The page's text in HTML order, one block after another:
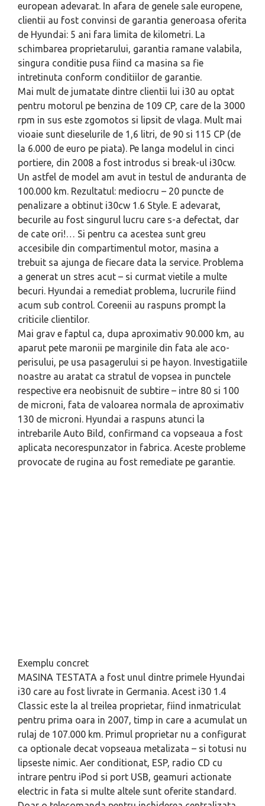
european adevarat. In afara de genele sale europene,
clientii au fost convinsi de garantia generoasa oferita
de Hyundai: 5 ani fara limita de kilometri. La
schimbarea proprietarului, garantia ramane valabila,
singura conditie pusa fiind ca masina sa fie
intretinuta conform conditiilor de garantie.
Mai mult de jumatate dintre clientii lui i30 au optat
pentru motorul pe benzina de 109 CP, care de la 3000
rpm in sus este zgomotos si lipsit de vlaga. Mult mai
vioaie sunt dieselurile de 1,6 litri, de 90 si 115 CP (de
la 6.000 de euro pe piata). Pe langa modelul in cinci
portiere, din 2008 a fost introdus si break-ul i30cw.
Un astfel de model am avut in testul de anduranta de
100.000 km. Rezultatul: mediocru – 20 puncte de
penalizare a obtinut i30cw 1.6 Style. E ade­varat,
becurile au fost singurul lucru care s-a defectat, dar
de cate ori!… Si pentru ca acestea sunt greu
accesibile din compartimentul motor, masina a
trebuit sa ajunga de fiecare data la service. Problema
a generat un stres acut – si curmat vietile a multe
becuri. Hyundai a remediat problema, lucrurile fiind
acum sub control. Coreenii au raspuns prompt la
criticile clientilor.
Mai grav e faptul ca, dupa aproximativ 90.000 km, au
aparut pete maronii pe marginile din fata ale aco­
perisului, pe usa pasagerului si pe hayon. Investigatiile
noastre au aratat ca stratul de vopsea in punctele
respective era neobisnuit de subtire – intre 80 si 100
de microni, fata de valoarea normala de aproximativ
130 de microni. Hyundai a raspuns atunci la
intrebarile Auto Bild, confirmand ca vopseaua a fost
aplicata necorespunzator in fabrica. Aceste probleme
provocate de rugina au fost remediate pe garantie.
Exemplu concret
MASINA TESTATA a fost unul dintre primele Hyundai
i30 care au fost livrate in Germania. Acest i30 1.4
Classic este la al treilea proprietar, fiind inmatriculat
pentru prima oara in 2007, timp in care a acumulat un
rulaj de 107.000 km. Primul proprietar nu a configurat
ca optionale decat vopseaua metalizata – si totusi nu
lipseste nimic. Aer conditionat, ESP, radio CD cu
intrare pentru iPod si port USB, geamuri actionate
electric in fata si multe altele sunt oferite standard.